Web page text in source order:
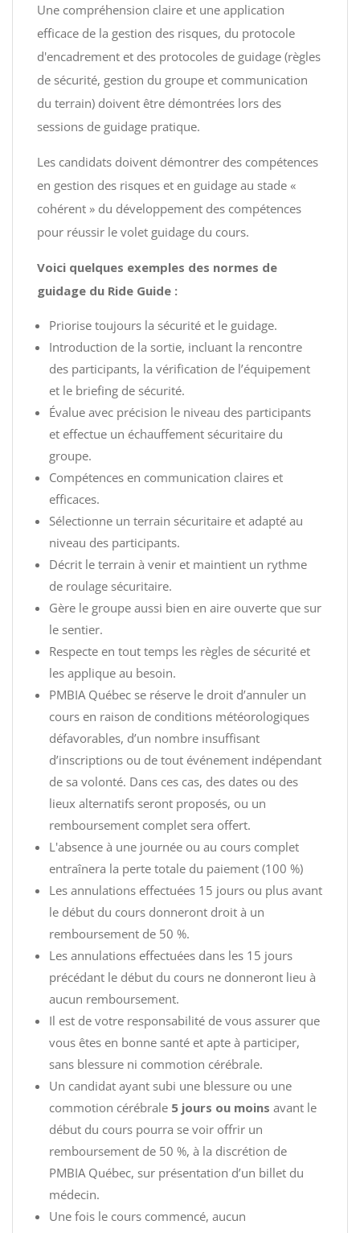
Une compréhension claire et une application
efficace de la gestion des risques, du protocole
d'encadrement et des protocoles de guidage (règles
de sécurité, gestion du groupe et communication
du terrain) doivent être démontrées lors des
sessions de guidage pratique.
Les candidats doivent démontrer des compétences
en gestion des risques et en guidage au stade «
cohérent » du développement des compétences
pour réussir le volet guidage du cours.
Voici quelques exemples des normes de
guidage du Ride Guide :
Priorise toujours la sécurité et le guidage.
Introduction de la sortie, incluant la rencontre
des participants, la vérification de l’équipement
et le briefing de sécurité.
Évalue avec précision le niveau des participants
et effectue un échauffement sécuritaire du
groupe.
Compétences en communication claires et
efficaces.
Sélectionne un terrain sécuritaire et adapté au
niveau des participants.
Décrit le terrain à venir et maintient un rythme
de roulage sécuritaire.
Gère le groupe aussi bien en aire ouverte que sur
le sentier.
Respecte en tout temps les règles de sécurité et
les applique au besoin.
PMBIA Québec se réserve le droit d’annuler un
cours en raison de conditions météorologiques
défavorables, d’un nombre insuffisant
d’inscriptions ou de tout événement indépendant
de sa volonté. Dans ces cas, des dates ou des
lieux alternatifs seront proposés, ou un
remboursement complet sera offert.
L'absence à une journée ou au cours complet
entraînera la perte totale du paiement (100 %)
Les annulations effectuées 15 jours ou plus avant
le début du cours donneront droit à un
remboursement de 50 %.
Les annulations effectuées dans les 15 jours
précédant le début du cours ne donneront lieu à
aucun remboursement.
Il est de votre responsabilité de vous assurer que
vous êtes en bonne santé et apte à participer,
sans blessure ni commotion cérébrale.
Un candidat ayant subi une blessure ou une
commotion cérébrale 5 jours ou moins avant le
début du cours pourra se voir offrir un
remboursement de 50 %, à la discrétion de
PMBIA Québec, sur présentation d’un billet du
médecin.
Une fois le cours commencé, aucun